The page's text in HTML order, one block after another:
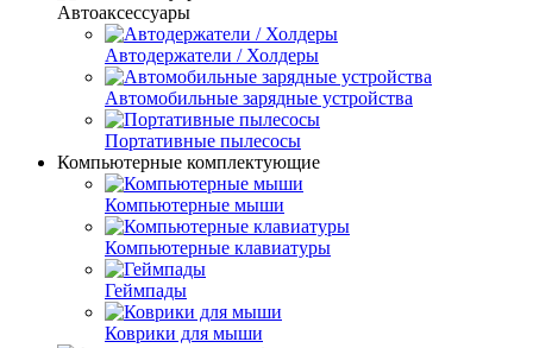
Автоаксессуары
Автодержатели / Холдеры
Автомобильные зарядные устройства
Портативные пылесосы
Компьютерные комплектующие
Компьютерные мыши
Компьютерные клавиатуры
Геймпады
Коврики для мыши